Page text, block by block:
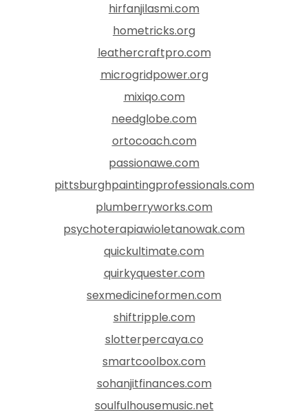
hirfanjilasmi.com
hometricks.org
leathercraftpro.com
microgridpower.org
mixiqo.com
needglobe.com
ortocoach.com
passionawe.com
pittsburghpaintingprofessionals.com
plumberryworks.com
psychoterapiawioletanowak.com
quickultimate.com
quirkyquester.com
sexmedicineformen.com
shiftripple.com
slotterpercaya.co
smartcoolbox.com
sohanjitfinances.com
soulfulhousemusic.net